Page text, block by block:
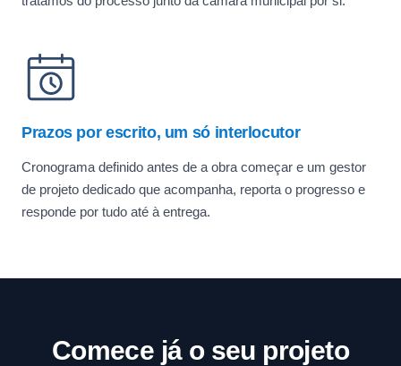
Prazos por escrito, um só interlocutor
Cronograma definido antes de a obra começar e um gestor
de projeto dedicado que acompanha, reporta o progresso e
responde por tudo até à entrega.
Comece já o seu projeto